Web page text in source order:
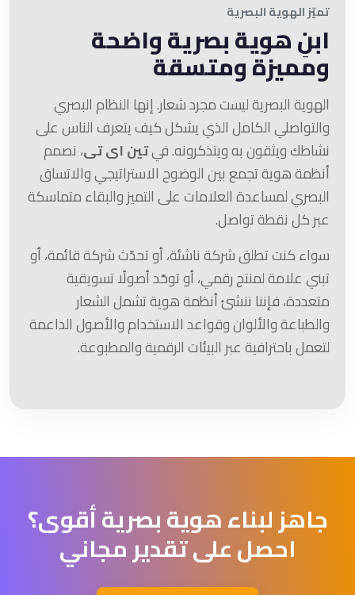
تميّز الهوية البصرية
ابنِ هوية بصرية واضحة
ومميزة ومتسقة
الهوية البصرية ليست مجرد شعار. إنها النظام البصري
والتواصلي الكامل الذي يشكل كيف يتعرف الناس على
نشاطك ويثقون به ويتذكرونه. فيتين اى تى، نصمم
أنظمة هوية تجمع بين الوضوح الاستراتيجي والاتساق
البصري لمساعدة العلامات على التميز والبقاء متماسكة
عبر كل نقطة تواصل.
سواء كنت تطلق شركة ناشئة، أو تحدّث شركة قائمة، أو
تبني علامة لمنتج رقمي، أو توحّد أصولًا تسويقية
متعددة، فإننا ننشئ أنظمة هوية تشمل الشعار
والطباعة والألوان وقواعد الاستخدام والأصول الداعمة
لتعمل باحترافية عبر البيئات الرقمية والمطبوعة.
جاهز لبناء هوية بصرية أقوى؟
احصل على تقدير مجاني